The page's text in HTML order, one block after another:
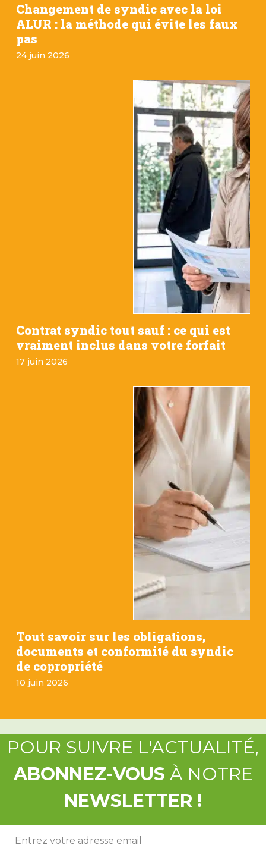
Changement de syndic avec la loi
ALUR : la méthode qui évite les faux
pas
24 juin 2026
Contrat syndic tout sauf : ce qui est
vraiment inclus dans votre forfait
17 juin 2026
Tout savoir sur les obligations,
documents et conformité du syndic
de copropriété
10 juin 2026
POUR SUIVRE L'ACTUALITÉ,
ABONNEZ-VOUS À NOTRE
NEWSLETTER !